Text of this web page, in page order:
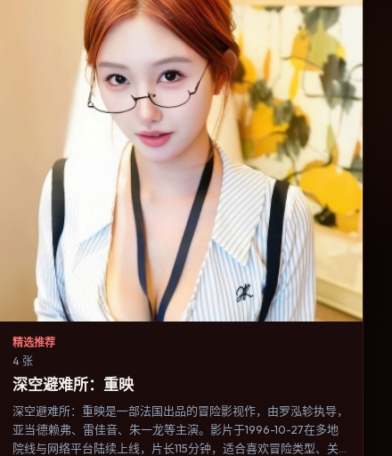
精选推荐
4 张
深空避难所：重映
深空避难所：重映是一部法国出品的冒险影视作，由罗泓轸执导，
亚当·德赖弗、雷佳音、朱一龙等主演。影片于1996-10-27在多地
院线与网络平台陆续上线，片长115分钟，适合喜欢冒险类型、关